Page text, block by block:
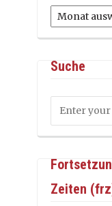
Archiv
Suche
Zeiten